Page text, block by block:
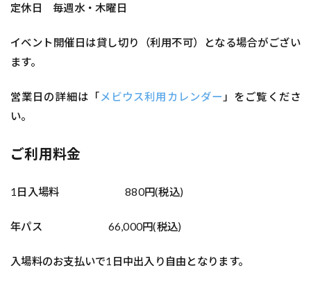
定休日 毎週水・木曜日
イベント開催日は貸し切り（利用不可）となる場合がござい
ます。
営業日の詳細は「 メビウス利用カレンダー 」をご覧くださ
い。
ご利用料金
1日入場料 880円(税込)
年パス 66,000円(税込)
入場料のお支払いで1日中出入り自由となります。